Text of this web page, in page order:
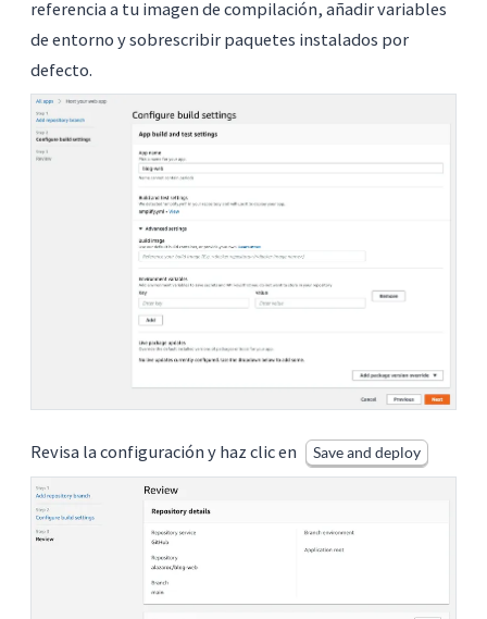
referencia a tu imagen de compilación, añadir variables
de entorno y sobrescribir paquetes instalados por
defecto.
Revisa la configuración y haz clic en Save and deploy